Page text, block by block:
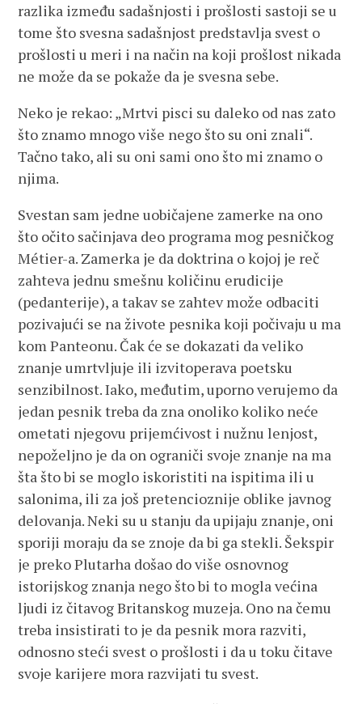
razlika između sadašnjosti i prošlosti sastoji se u
tome što svesna sadašnjost predstavlja svest o
prošlosti u meri i na način na koji prošlost nikada
ne može da se pokaže da je svesna sebe.
Neko je rekao: „Mrtvi pisci su daleko od nas zato
što znamo mnogo više nego što su oni znali“.
Tačno tako, ali su oni sami ono što mi znamo o
njima.
Svestan sam jedne uobičajene zamerke na ono
što očito sačinjava deo programa mog pesničkog
Métier-a. Zamerka je da doktrina o kojoj je reč
zahteva jednu smešnu količinu erudicije
(pedanterije), a takav se zahtev može odbaciti
pozivajući se na živote pesnika koji počivaju u ma
kom Panteonu. Čak će se dokazati da veliko
znanje umrtvljuje ili izvitoperava poetsku
senzibilnost. Iako, međutim, uporno verujemo da
jedan pesnik treba da zna onoliko koliko neće
ometati njegovu prijemćivost i nužnu lenjost,
nepoželjno je da on ograniči svoje znanje na ma
šta što bi se moglo iskoristiti na ispitima ili u
salonima, ili za još pretencioznije oblike javnog
delovanja. Neki su u stanju da upijaju znanje, oni
sporiji moraju da se znoje da bi ga stekli. Šekspir
je preko Plutarha došao do više osnovnog
istorijskog znanja nego što bi to mogla većina
ljudi iz čitavog Britanskog muzeja. Ono na čemu
treba insistirati to je da pesnik mora razviti,
odnosno steći svest o prošlosti i da u toku čitave
svoje karijere mora razvijati tu svest.